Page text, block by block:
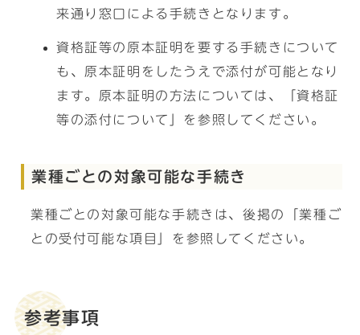
来通り窓口による手続きとなります。
資格証等の原本証明を要する手続きについて
も、原本証明をしたうえで添付が可能となり
ます。原本証明の方法については、「資格証
等の添付について」を参照してください。
業種ごとの対象可能な手続き
業種ごとの対象可能な手続きは、後掲の「業種ご
との受付可能な項目」を参照してください。
参考事項